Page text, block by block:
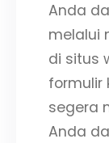
Anda
melalui
di situs
formulir
segera
Anda